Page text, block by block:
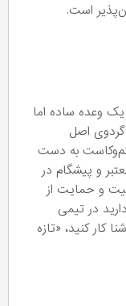
است.
خود را با یک وعده ساده اما
اصل
کم‌وکاست به دست
و پیشگام در
و حمایت از
در تیمی
کار کنید، «تازه